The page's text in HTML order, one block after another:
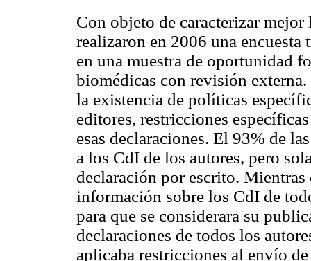
Con objeto de caracterizar
realizaron en 2006 una encuesta
en una muestra de oportunidad
biomédicas con revisión
la existencia de políticas
editores, restricciones
esas declaraciones. El 93% de
a los CdI de los autores, pero
declaración por escrito.
información sobre los CdI de
para que se considerara su
declaraciones de todos los
aplicaba restricciones al envío